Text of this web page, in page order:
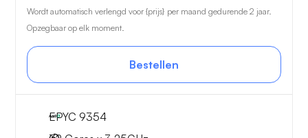
Wordt automatisch verlengd voor {prijs} per maand gedurende 2 jaar.
Opzegbaar op elk moment.
Bestellen
EPYC 9354